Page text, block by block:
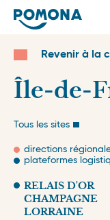
main
Revenir à la
Île-de-
Tous les sites
directions
plateformes
RELAIS D'OR
CHAMPAGNE
LORRAINE